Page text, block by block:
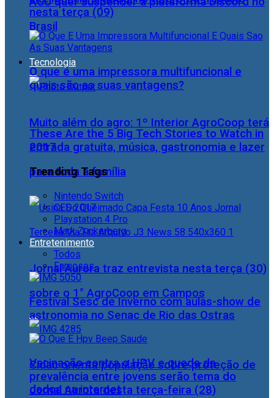
Brasil
Tecnologia
Muito além do agro: 1º Interior AgroCoop terá
entrada gratuita, música, gastronomia e lazer
para toda a família
Jornal Aurora traz entrevista nesta terça (30)
sobre o 1° AgroCoop em Campos
Cidac orienta população sobre proteção de
dados na internet
nesta terça (09)
O que é uma impressora multifuncional e
quais são as suas vantagens?
These Are the 5 Big Tech Stories to Watch in
2017
Trending Tags
Nintendo Switch
CES 2017
Playstation 4 Pro
Mark Zuckerberg
Entretenimento
Todos
Famosos
Festival Sesc de Inverno com aulas-show de
astronomia no Senac de Rio das Ostras
Vacinação contra o HPV e queda da
prevalência entre jovens serão tema do
Jornal Aurora desta terça-feira (28)